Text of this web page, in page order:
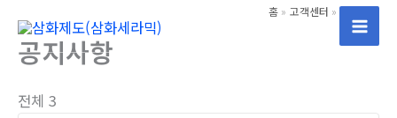
Main
홈 고객센터 공지사항
공지사항
전체 3